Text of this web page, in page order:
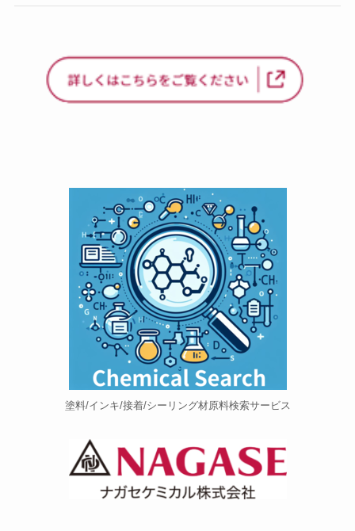
塗料/インキ/接着/シーリング材原料検索サービス